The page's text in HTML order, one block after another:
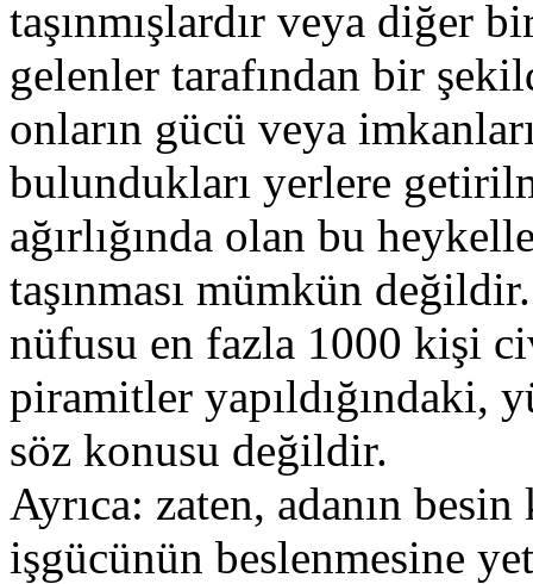
taşınmışlardır veya diğer
gelenler tarafından bir
onların gücü veya
bulundukları yerlere
ağırlığında olan bu
taşınması mümkün
nüfusu en fazla 1000 kişi
piramitler yapıldığındaki,
söz konusu değildir.
Ayrıca: zaten, adanın
işgücünün beslenmesine